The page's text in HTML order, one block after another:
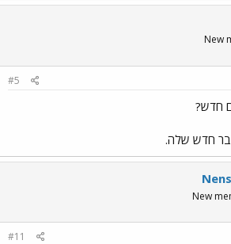
New
#5
חדש?
חדש שלה.
New
#11